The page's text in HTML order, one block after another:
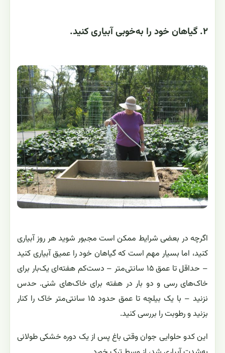
۲. گیاهان خود را به‌خوبی آبیاری کنید.
اگرچه در بعضی شرایط ممکن است مجبور شوید هر روز آبیاری
کنید، اما بسیار مهم است که گیاهان خود را عمیق آبیاری کنید
– حداقل تا عمق ۱۵ سانتی‌متر – دست‌کم هفته‌ای یک‌بار برای
خاک‌های رسی و دو بار در هفته برای خاک‌های شنی. حدس
نزنید – با یک بیلچه تا عمق حدود ۱۵ سانتی‌متر خاک را کنار
بزنید و رطوبت را بررسی کنید.
این کدو حلوایی جوان وقتی باغ پس از یک دوره خشکی طولانی